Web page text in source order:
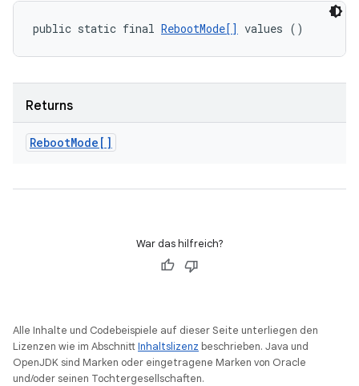
public static final RebootMode[] values ()
Returns
RebootMode[]
War das hilfreich?
Alle Inhalte und Codebeispiele auf dieser Seite unterliegen den
Lizenzen wie im AbschnittInhaltslizenz beschrieben. Java und
OpenJDK sind Marken oder eingetragene Marken von Oracle
und/oder seinen Tochtergesellschaften.